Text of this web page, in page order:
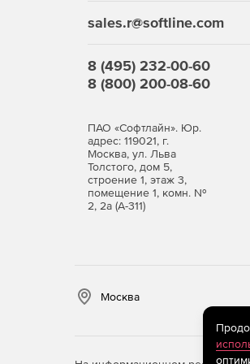
sales.r@softline.com
8 (495) 232-00-60
8 (800) 200-08-60
ПАО «Софтлайн». Юр.
адрес: 119021, г.
Москва, ул. Льва
Толстого, дом 5,
строение 1, этаж 3,
помещение 1, комн. №
2, 2а (А-311)
Москва